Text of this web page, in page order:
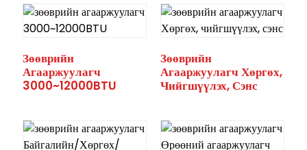
Зөөврийн
Агааржуулагч
3000~12000BTU
Зөөврийн
Агааржуулагч Хөргөх,
Чийгшүүлэх, Сэнс